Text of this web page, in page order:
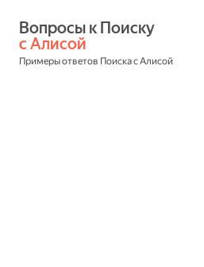
с Алисой
Примеры ответов Поиска с Алисой